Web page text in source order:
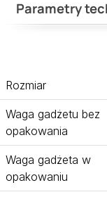
Parametry
Rozmiar
Waga gadżetu bez
opakowania
Waga gadżeta w
opakowaniu